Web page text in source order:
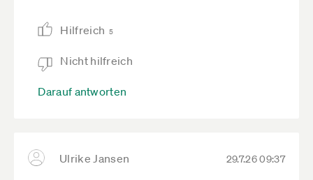
So kannst du dir ganz unverbindlich ein Bild
davon machen. Und wenn es dir gefällt, freuen
wir uns natürlich, dich später als Mitglied
begrüßen zu dürfen.
Herzliche Grüße
Hilfreich 5
Nicht hilfreich
Darauf antworten
Ulrike Jansen 29.7.26 09:37